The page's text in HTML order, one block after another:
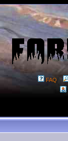
FAQ